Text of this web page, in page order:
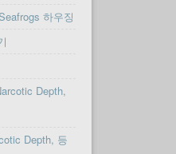
하우징
Depth,
Depth, 등